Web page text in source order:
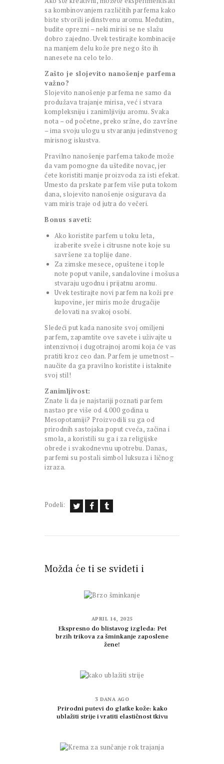
sa kombinovanjem različitih parfema kako
biste stvorili jedinstvenu aromu. Međutim,
budite oprezni – neki mirisi se ne slažu
dobro zajedno. Uvek testirajte kombinacije
na manjem delu kože pre nego što ih
nanesete na celo telo.
Zašto je slojevito nanošenje parfema
važno?
Slojevito nanošenje parfema ne samo da
produžava trajanje mirisa, već i stvara
kompleksniju i zanimljiviju aromu. Svaka
nota – od početne, preko sržne, do završne
– ima svoju ulogu u stvaranju jedinstvenog
mirisnog iskustva.
Pravilno nanošenje parfema takođe može
da vam pomogne da uštedite novac, jer
ćete koristiti manje proizvoda za isti efekat.
Umesto da prskate parfem više puta tokom
dana, slojevito nanošenje osigurava da
vam miris traje od jutra do večeri.
Bonus saveti:
Ako koristite parfem u toku leta,
izaberite sveže i citrusne note koje su
savršene za toplije dane.
Za zimske mesece, opuštene i tople
note poput vanile, sandalovine i mošusa
stvaraju ugodnu i prijatnu aromu.
Uvek testirajte novi parfem na koži pre
kupovine, jer miris može drugačije
delovati na svakoj osobi.
Sledeći put kada nanosite svoj omiljeni
parfem, zapamtite ove savete i uživajte u
intenzivnoj i dugotrajnoj aromi koja će vas
pratiti kroz ceo dan. Parfem je umetnost –
naučite da ga pravilno koristite i istaknite
svoj stil!
Zanimljivost:
Znate li da je najstariji poznati parfem
nastao pre više od 4.000 godina u
Mesopotamiji? Proizvodili su ga od
prirodnih sastojaka poput cveća, začina i
smola, a koristili su ga i za religijske
obrede i svakodnevnu upotrebu. Danas,
parfemi su postali simbol luksuza i ličnog
izraza.
Podeli:
Možda će ti se svideti i
APRIL 14, 2025
Ekspresno do blistavog izgleda: Pet
brzih trikova za šminkanje zaposlene
žene!
3 DANA AGO
Prirodni putevi do glatke kože: kako
ublažiti strije i vratiti elastičnost tkivu